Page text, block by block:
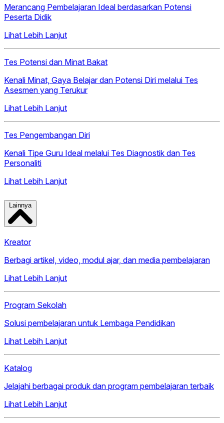
Merancang Pembelajaran Ideal berdasarkan Potensi
Peserta Didik
Lihat Lebih Lanjut
Tes Potensi dan Minat Bakat
Kenali Minat, Gaya Belajar dan Potensi Diri melalui Tes
Asesmen yang Terukur
Lihat Lebih Lanjut
Tes Pengembangan Diri
Kenali Tipe Guru Ideal melalui Tes Diagnostik dan Tes
Personaliti
Lihat Lebih Lanjut
Lainnya
Kreator
Berbagi artikel, video, modul ajar, dan media pembelajaran
Lihat Lebih Lanjut
Program Sekolah
Solusi pembelajaran untuk Lembaga Pendidikan
Lihat Lebih Lanjut
Katalog
Jelajahi berbagai produk dan program pembelajaran terbaik
Lihat Lebih Lanjut